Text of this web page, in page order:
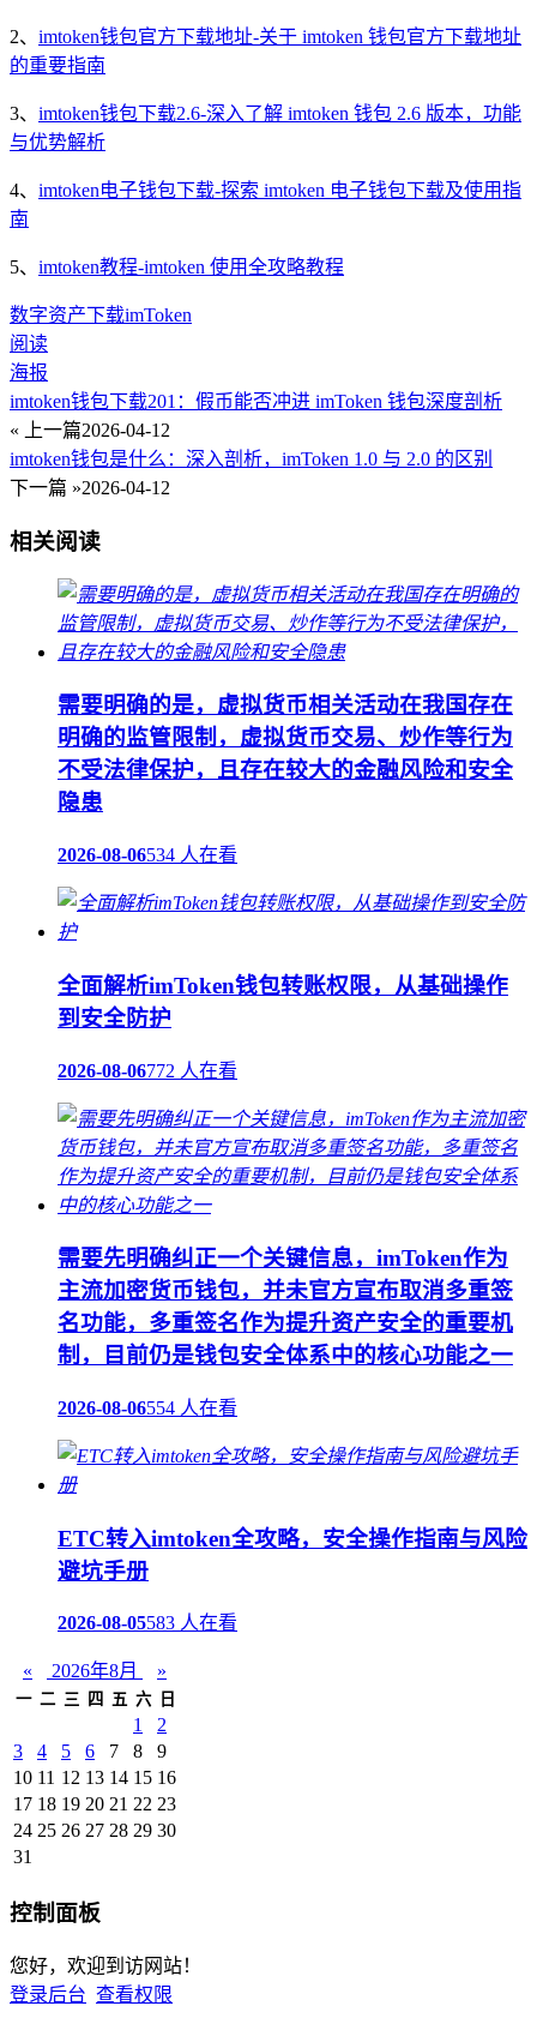
2、 imtoken钱包官方下载地址-关于 imtoken 钱包官方下载地址
的重要指南
3、 imtoken钱包下载2.6-深入了解 imtoken 钱包 2.6 版本，功能
与优势解析
4、 imtoken电子钱包下载-探索 imtoken 电子钱包下载及使用指
南
5、 imtoken教程-imtoken 使用全攻略教程
数字资产下载imToken
阅读
海报
imtoken钱包下载201：假币能否冲进 imToken 钱包深度剖析
« 上一篇2026-04-12
imtoken钱包是什么：深入剖析，imToken 1.0 与 2.0 的区别
下一篇 »2026-04-12
相关阅读
需要明确的是，虚拟货币相关活动在我国存在
明确的监管限制，虚拟货币交易、炒作等行为
不受法律保护，且存在较大的金融风险和安全
隐患
2026-08-06534 人在看
全面解析imToken钱包转账权限，从基础操作
到安全防护
2026-08-06772 人在看
需要先明确纠正一个关键信息，imToken作为
主流加密货币钱包，并未官方宣布取消多重签
名功能，多重签名作为提升资产安全的重要机
制，目前仍是钱包安全体系中的核心功能之一
2026-08-06554 人在看
ETC转入imtoken全攻略，安全操作指南与风险
避坑手册
2026-08-05583 人在看
« 2026年8月 »
一 二 三 四 五 六 日
1
2
3
4 5 6 7 8
9
10 11 12 13 14 15 16
17 18 19 20 21 22 23
24 25 26 27 28 29 30
31
控制面板
您好，欢迎到访网站！
登录后台 查看权限